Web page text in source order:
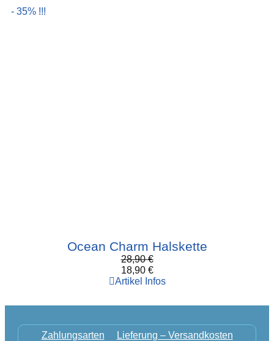
- 35% !!!
Ocean Charm Halskette
28,90€
18,90 €
Artikel Infos
Zahlungsarten
Lieferung – Versandkosten